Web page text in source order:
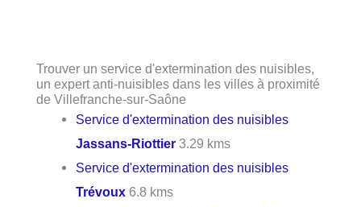
Trouver un service d'extermination des nuisibles,
un expert anti-nuisibles dans les villes à proximité
de Villefranche-sur-Saône
Service d'extermination des nuisibles
Jassans-Riottier 3.29 kms
Service d'extermination des nuisibles
Trévoux 6.8 kms